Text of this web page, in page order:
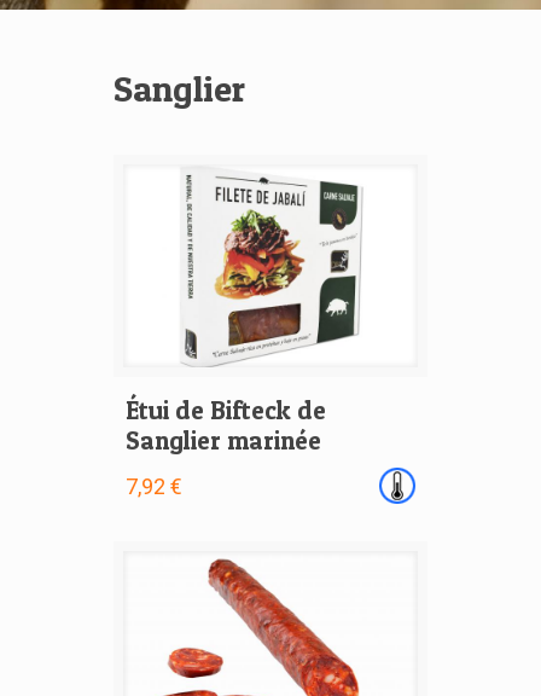
Sanglier
Étui de Bifteck de
Sanglier marinée
7,92 €